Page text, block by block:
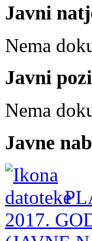
Javni
Nema
Javni
Nema
Javne
2017.